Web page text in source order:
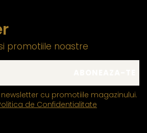
promotiile noastre
cu promotiile magazinului.
de Confidentialitate